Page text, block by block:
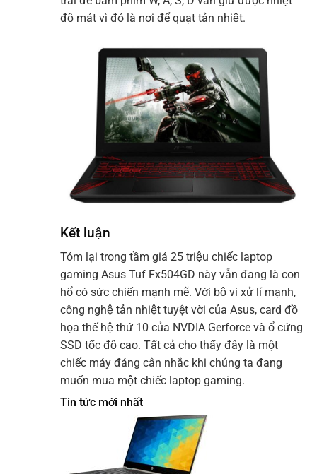
độ mát vì đó là nơi để quạt tản nhiệt.
Kết luận
Tóm lại trong tầm giá 25 triệu chiếc laptop
gaming Asus Tuf Fx504GD này vẫn đang là con
hổ có sức chiến mạnh mẽ. Với bộ vi xử lí mạnh,
công nghệ tản nhiệt tuyệt vời của Asus, card đồ
họa thế hệ thứ 10 của NVDIA Gerforce và ổ cứng
SSD tốc độ cao. Tất cả cho thấy đây là một
chiếc máy đáng cân nhắc khi chúng ta đang
muốn mua một chiếc laptop gaming.
Tin tức mới nhất